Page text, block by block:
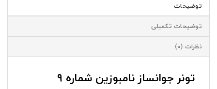
توضیحات
توضیحات تکمیلی
نظرات (0)
تونر جوانساز نامبوزین شماره ۹